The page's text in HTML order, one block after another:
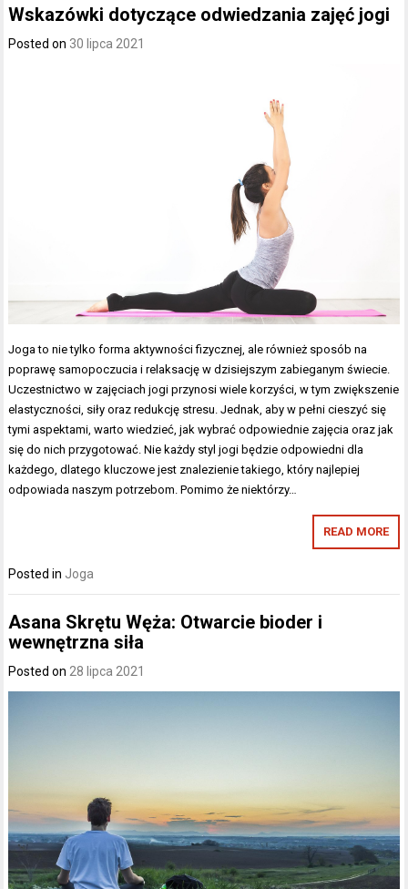
Wskazówki dotyczące odwiedzania zajęć jogi
Posted on 30 lipca 2021
Joga to nie tylko forma aktywności fizycznej, ale również sposób na
poprawę samopoczucia i relaksację w dzisiejszym zabieganym świecie.
Uczestnictwo w zajęciach jogi przynosi wiele korzyści, w tym zwiększenie
elastyczności, siły oraz redukcję stresu. Jednak, aby w pełni cieszyć się
tymi aspektami, warto wiedzieć, jak wybrać odpowiednie zajęcia oraz jak
się do nich przygotować. Nie każdy styl jogi będzie odpowiedni dla
każdego, dlatego kluczowe jest znalezienie takiego, który najlepiej
odpowiada naszym potrzebom. Pomimo że niektórzy…
READ MORE
Posted in Joga
Asana Skrętu Węża: Otwarcie bioder i
wewnętrzna siła
Posted on28 lipca 2021